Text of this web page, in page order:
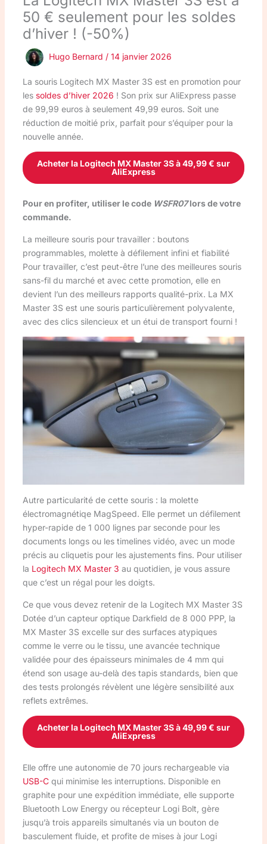
50 € seulement pour les soldes
d’hiver ! (-50%)
Hugo Bernard / 14 janvier 2026
La souris Logitech MX Master 3S est en promotion pour
les soldes d’hiver 2026 ! Son prix sur AliExpress passe
de 99,99 euros à seulement 49,99 euros. Soit une
réduction de moitié prix, parfait pour s’équiper pour la
nouvelle année.
Acheter la Logitech MX Master 3S à 49,99 € sur
AliExpress
Pour en profiter, utiliser le code WSFR07lors de votre
commande.
La meilleure souris pour travailler : boutons
programmables, molette à défilement infini et fiabilité
Pour travailler, c’est peut-être l’une des meilleures souris
sans-fil du marché et avec cette promotion, elle en
devient l’un des meilleurs rapports qualité-prix. La MX
Master 3S est une souris particulièrement polyvalente,
avec des clics silencieux et un étui de transport fourni !
Autre particularité de cette souris : la molette
électromagnétiqe MagSpeed. Elle permet un défilement
hyper-rapide de 1 000 lignes par seconde pour les
documents longs ou les timelines vidéo, avec un mode
précis au cliquetis pour les ajustements fins. Pour utiliser
la Logitech MX Master 3 au quotidien, je vous assure
que c’est un régal pour les doigts.
Ce que vous devez retenir de la Logitech MX Master 3S
Dotée d’un capteur optique Darkfield de 8 000 PPP, la
MX Master 3S excelle sur des surfaces atypiques
comme le verre ou le tissu, une avancée technique
validée pour des épaisseurs minimales de 4 mm qui
étend son usage au-delà des tapis standards, bien que
des tests prolongés révèlent une légère sensibilité aux
reflets extrêmes.
Acheter la Logitech MX Master 3S à 49,99 € sur
AliExpress
Elle offre une autonomie de 70 jours rechargeable via
USB-Cqui minimise les interruptions. Disponible en
graphite pour une expédition immédiate, elle supporte
Bluetooth Low Energy ou récepteur Logi Bolt, gère
jusqu’à trois appareils simultanés via un bouton de
basculement fluide, et profite de mises à jour Logi